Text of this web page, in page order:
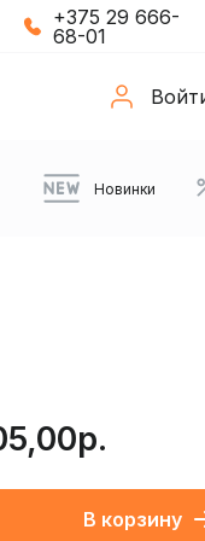
+375 29 666-
68-01
Новинки
В корзину